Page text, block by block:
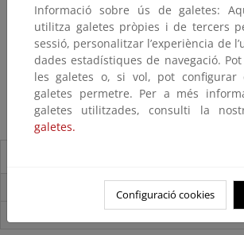
Estrategia Canaria de Acción Climática
Estrategia de Energía, Clima y Aire
Madrid 2023-2030
Plan Regional de Adaptación al
2030. La Rioja
Informació sobre ús de galetes:
utilitza galetes pròpies i de tercers
sessió, personalitzar l’experiència de
dades estadístiques de navegació.
les galetes o, si vol, pot
galetes permetre. Per a més
galetes utilitzades, consulti la
galetes.
Configuració cookies